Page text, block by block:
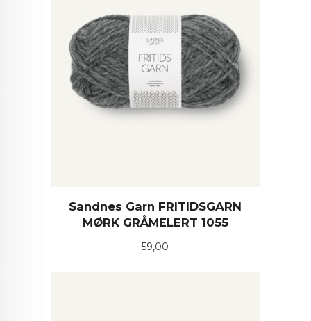
Sandnes Garn FRITIDSGARN
MØRK GRÅMELERT 1055
Pris
59,00